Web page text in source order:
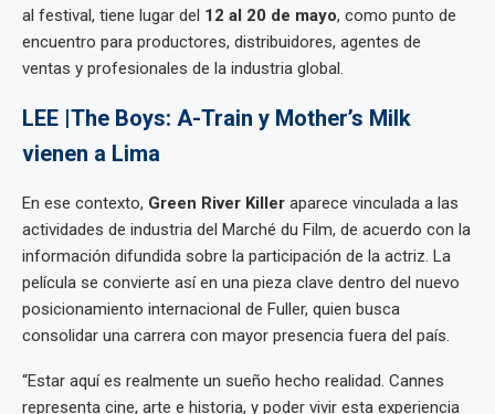
al festival, tiene lugar del 12 al 20 de mayo, como punto de
encuentro para productores, distribuidores, agentes de
ventas y profesionales de la industria global.
LEE |The Boys: A-Train y Mother’s Milk
vienen a Lima
En ese contexto, Green River Killer aparece vinculada a las
actividades de industria del Marché du Film, de acuerdo con la
información difundida sobre la participación de la actriz. La
película se convierte así en una pieza clave dentro del nuevo
posicionamiento internacional de Fuller, quien busca
consolidar una carrera con mayor presencia fuera del país.
“Estar aquí es realmente un sueño hecho realidad. Cannes
representa cine, arte e historia, y poder vivir esta experiencia